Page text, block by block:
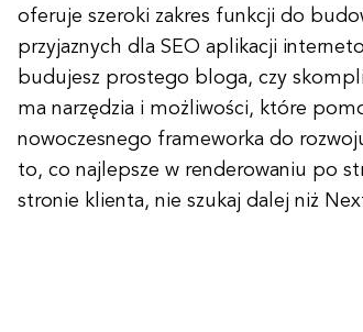
oferuje szeroki zakres funkcji do
przyjaznych dla SEO aplikacji
budujesz prostego bloga, czy
ma narzędzia i możliwości, które
nowoczesnego frameworka do
to, co najlepsze w renderowaniu po
stronie klienta, nie szukaj dalej niż